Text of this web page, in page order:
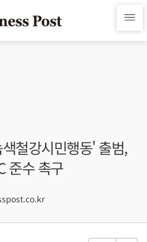
철강시민행동' 출범,
준수 촉구